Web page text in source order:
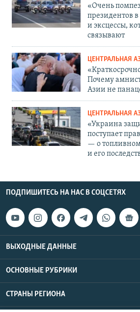
«Очень
президентов
и эксцессы,
связывают
ЦЕНТРАЛЬНАЯ
Почему
Азии не
ЦЕНТРАЛЬНАЯ
«Украина
поступает
— о
и его
ПОДПИШИТЕСЬ НА НАС В СОЦСЕТЯХ
ВЫХОДНЫЕ ДАННЫЕ
ОСНОВНЫЕ РУБРИКИ
СТРАНЫ РЕГИОНА